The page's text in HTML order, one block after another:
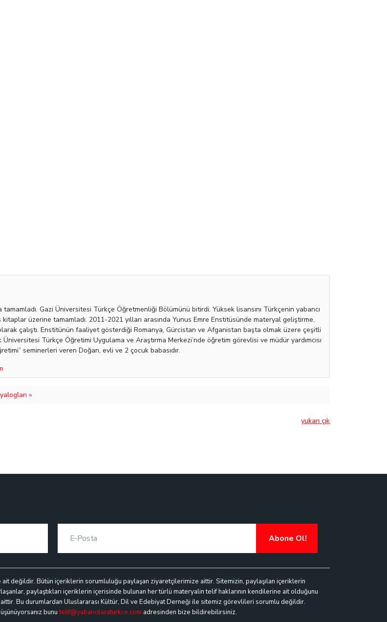
Gazi Üniversitesi Türkçe Öğretmenliği Bölümünü bitirdi. Yüksek lisansını Türkçenin yabancı
üzerine tamamladı. 2011-2021 yılları arasında Yunus Emre Enstitüsünde materyal geliştirme,
çalıştı. Enstitünün faaliyet gösterdiği Romanya, Gürcistan ve Afganistan başta olmak üzere çeşitli
Türkçe Öğretimi Uygulama ve Araştırma Merkezi’nde öğretim görevlisi ve müdür yardımcısı
seminerleri veren Doğan, evli ve 2 çocuk babasıdır.
»
yukarı çık
Abone Ol!
değildir. Bütün içeriklerin sorumluluğu paylaşan ziyaretçilerimize aittir. Sitemizin, paylaşılan içeriklerin
paylaştıkları içeriklerin içerisinde bulunan her türlü materyalin telif haklarının kendilerine ait olduğunu
Bu durumlardan Uluslararası Kültür, Dil ve Edebiyat Derneği ile sitemiz görevlileri sorumlu değildir.
bunutelif@yabancilaraturkce.com adresinden bize bildirebilirsiniz.